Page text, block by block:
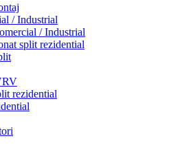
/ Industrial
/ Industrial
split rezidential
rezidential